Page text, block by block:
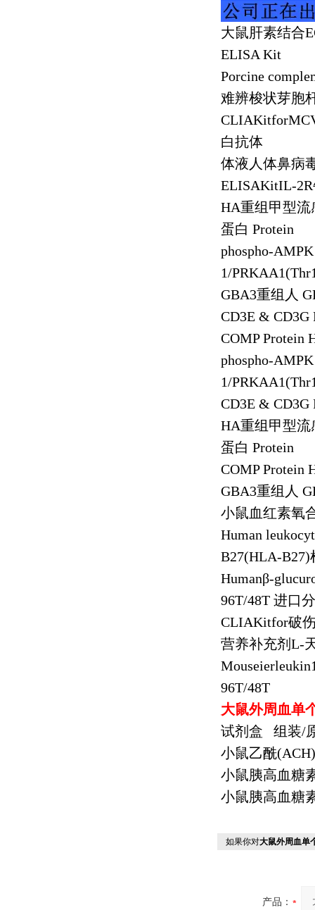
大鼠肝素结合
ELISA Kit
Porcine
难辨梭状芽胞
白抗体
体液人体鼻病
ELISAKitIL-2R
HA重组甲型流
蛋白 Protein
phospho-
1/
GBA3重组人
CD3E & CD3G
COMP Protein
phospho-
1/
CD3E & CD3G
HA重组甲型流
蛋白 Protein
COMP Protein
GBA3重组人
小鼠血红素氧
Human
B27(HLA-B27)
Humanβ-
96T/48T 进口
CLIAKitfor破
营养补充剂 L-
96T/48T
大鼠外周血单
试剂盒
组装/
小鼠乙酰(ACH)
小鼠胰高血糖
小鼠胰高血糖
如果你对大鼠外周血单
产品：